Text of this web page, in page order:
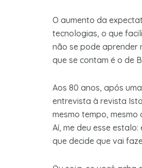
O aumento da
tecnologias, o que
não se pode aprender
que se contam é o de
Aos 80 anos, após
entrevista à revista
mesmo tempo,
Aí, me deu esse
que decide que vai